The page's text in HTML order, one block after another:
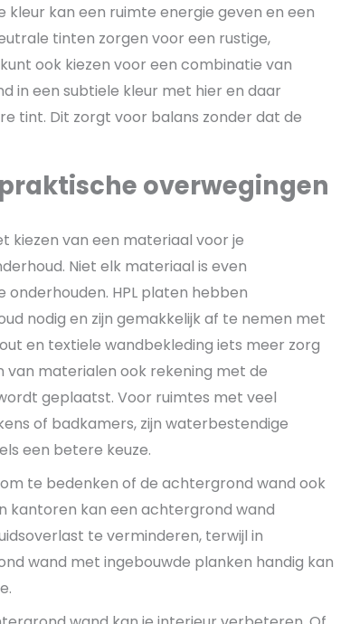
kleur kan een ruimte energie geven en een
tinten zorgen voor een rustige,
ook kiezen voor een combinatie van
in een subtiele kleur met hier en daar
tint. Dit zorgt voor balans zonder dat de
overwegingen
kiezen van een materiaal voor je
Niet elk materiaal is even
HPL platen hebben
nodig en zijn gemakkelijk af te nemen met
en textiele wandbekleding iets meer zorg
van materialen ook rekening met de
geplaatst. Voor ruimtes met veel
of badkamers, zijn waterbestendige
een betere keuze.
te bedenken of de achtergrond wand ook
kantoren kan een achtergrond wand
te verminderen, terwijl in
wand met ingebouwde planken handig kan